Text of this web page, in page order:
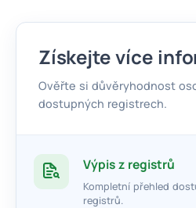
Získejte více
Ověřte si důvěryhodnost
dostupných registrech.
Výpis z registrů
Kompletní přehled
registrů.